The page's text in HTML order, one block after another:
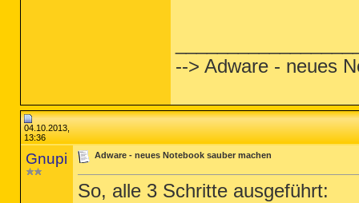
--> Adware - neues
04.10.2013,
13:36
Gnupi Adware - neues Notebook sauber machen
So, alle 3 Schritte ausgeführt: